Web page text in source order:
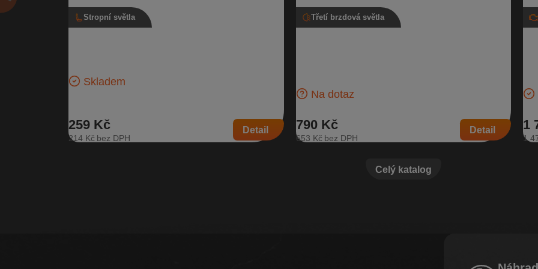
Stropní světla
Skladem
259 Kč
214 Kč
Detail
Třetí brzdová světla
Na dotaz
790 Kč
653 Kč
Detail 1
1
Celý katalog